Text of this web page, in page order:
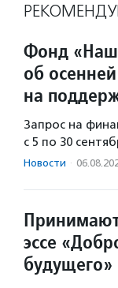
Фонд «Наш
об
на
Запрос на
с 5 по 30
Новости ·
эссе
будущего»